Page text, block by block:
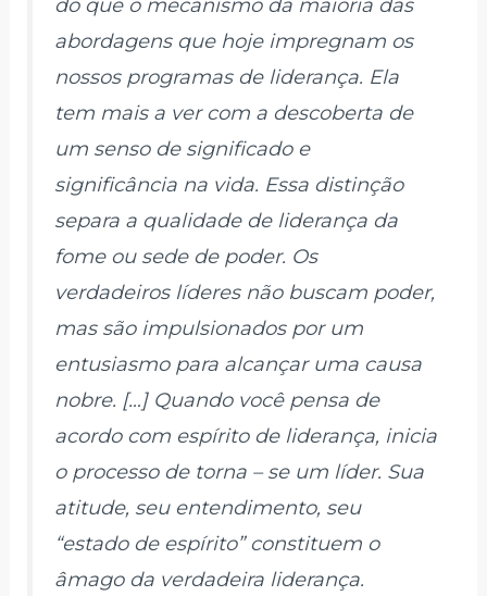
do que o mecanismo da maioria das
abordagens que hoje impregnam os
nossos programas de liderança. Ela
tem mais a ver com a descoberta de
um senso de significado e
significância na vida. Essa distinção
separa a qualidade de liderança da
fome ou sede de poder. Os
verdadeiros líderes não buscam poder,
mas são impulsionados por um
entusiasmo para alcançar uma causa
nobre. […] Quando você pensa de
acordo com espírito de liderança, inicia
o processo de torna – se um líder. Sua
atitude, seu entendimento, seu
“estado de espírito” constituem o
âmago da verdadeira liderança.